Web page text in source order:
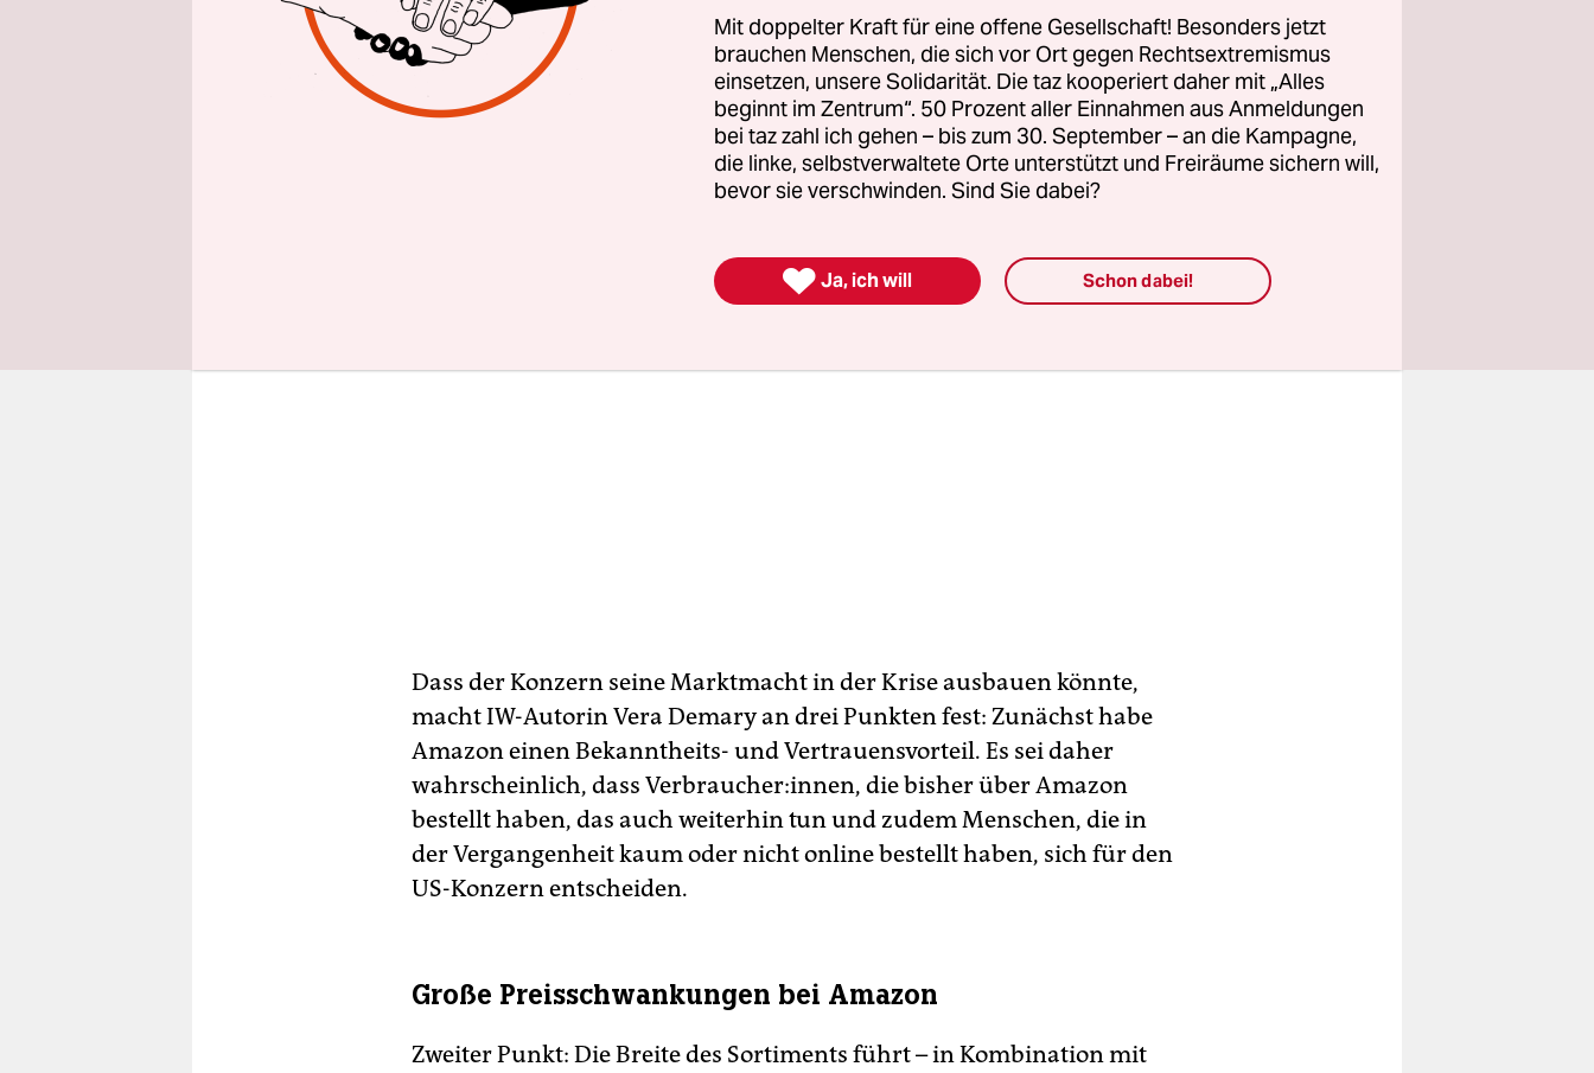
Amazon ist nicht nur welt-, sondern auch deutschlandweit der größte
Onlinehändler. Für 2018 beziffert das IW den Umsatz auf gut 9
Milliarden Euro, mit großem Abstand folgt Otto mit gut 3 Milliarden
Euro Jahresumsatz. 82 Prozent der 18- bis 64-Jährigen gaben im
vergangenen Jahr an, innerhalb der letzten 12 Monate mindestens
einmal etwas über Amazon gekauft zu haben.
Dass der Konzern seine Marktmacht in der Krise ausbauen könnte,
macht IW-Autorin Vera Demary an drei Punkten fest: Zunächst habe
Amazon einen Bekanntheits- und Vertrauensvorteil. Es sei daher
wahrscheinlich, dass Verbraucher:innen, die bisher über Amazon
bestellt haben, das auch weiterhin tun und zudem Menschen, die in
der Vergangenheit kaum oder nicht online bestellt haben, sich für den
US-Konzern entscheiden.
Große Preisschwankungen bei Amazon
Zweiter Punkt: Die Breite des Sortiments führt – in Kombination mit
Mit doppelter Kraft für eine offene Gesellschaft! Besonders jetzt
brauchen Menschen, die sich vor Ort gegen Rechtsextremismus
einsetzen, unsere Solidarität. Die taz kooperiert daher mit „Alles
beginnt im Zentrum“. 50 Prozent aller Einnahmen aus Anmeldungen
bei taz zahl ich gehen – bis zum 30. September – an die Kampagne,
die linke, selbstverwaltete Orte unterstützt und Freiräume sichern will,
bevor sie verschwinden. Sind Sie dabei?
 Ja, ich will Schon dabei!